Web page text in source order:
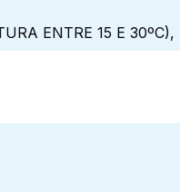
ENTRE 15 E